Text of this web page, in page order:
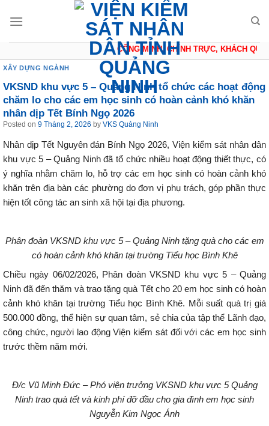
CÔNG MINH, CHÍNH TRỰC, KHÁCH
XÂY DỰNG NGÀNH
VKSND khu vực 5 – Quảng Ninh tổ chức các hoạt động
chăm lo cho các em học sinh có hoàn cảnh khó khăn
nhân dịp Tết Bính Ngọ 2026
Posted on 9 Tháng 2, 2026 by VKS Quảng Ninh
Nhân dịp Tết Nguyên đán Bính Ngọ 2026, Viện kiểm sát nhân dân
khu vực 5 – Quảng Ninh đã tổ chức nhiều hoạt động thiết thực, có
ý nghĩa nhằm chăm lo, hỗ trợ các em học sinh có hoàn cảnh khó
khăn trên địa bàn các phường do đơn vị phụ trách, góp phần thực
hiện tốt công tác an sinh xã hội tại địa phương.
Phân đoàn VKSND khu vực 5 – Quảng Ninh tặng quà cho các em
có hoàn cảnh khó khăn tại trường Tiểu học Bình Khê
Chiều ngày 06/02/2026, Phân đoàn VKSND khu vực 5 – Quảng
Ninh đã đến thăm và trao tặng quà Tết cho 20 em học sinh có hoàn
cảnh khó khăn tại trường Tiểu học Bình Khê. Mỗi suất quà trị giá
500.000 đồng, thể hiện sự quan tâm, sẻ chia của tập thể Lãnh đạo,
công chức, người lao động Viện kiểm sát đối với các em học sinh
trước thềm năm mới.
Đ/c Vũ Minh Đức – Phó viện trưởng VKSND khu vực 5 Quảng
Ninh trao quà tết và kinh phí đỡ đầu cho gia đình em học sinh
Nguyễn Kim Ngọc Ánh